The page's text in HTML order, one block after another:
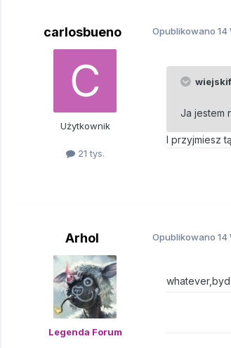
carlosbueno
Użytkownik
21 tys.
Opublikowano 14
Ja jestem
I przyjmiesz
Arhol
Legenda Forum
Opublikowano 14